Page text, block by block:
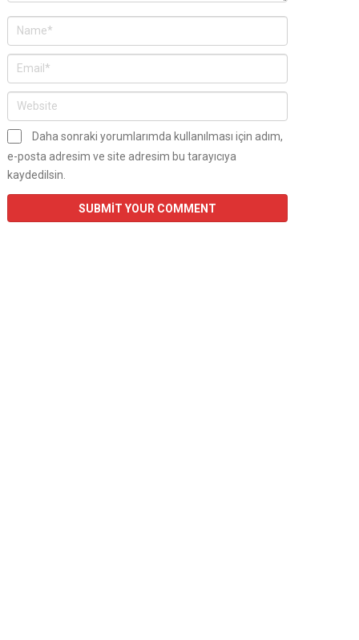
Daha sonraki yorumlarımda kullanılması için adım,
e-posta adresim ve site adresim bu tarayıcıya
kaydedilsin.